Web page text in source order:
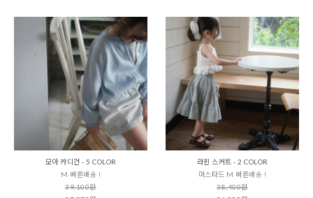
모아 카디건 - 5 COLOR
M 빠른배송 !
39,100원
라핀 스커트 - 2 COLOR
머스타드 M 빠른배송 !
38,400원